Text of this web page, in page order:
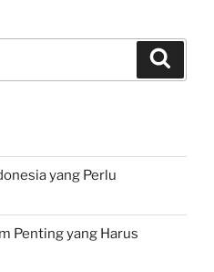
yang Perlu
Penting yang Harus